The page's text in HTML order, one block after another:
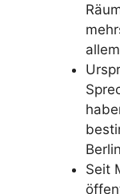
Berlin
Seit